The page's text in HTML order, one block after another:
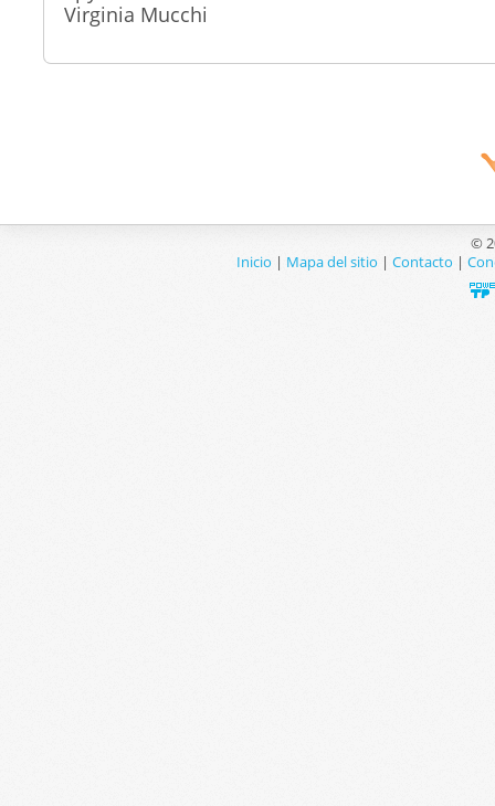
Virginia Mucchi
©
Inicio | Mapa del sitio | Contacto |